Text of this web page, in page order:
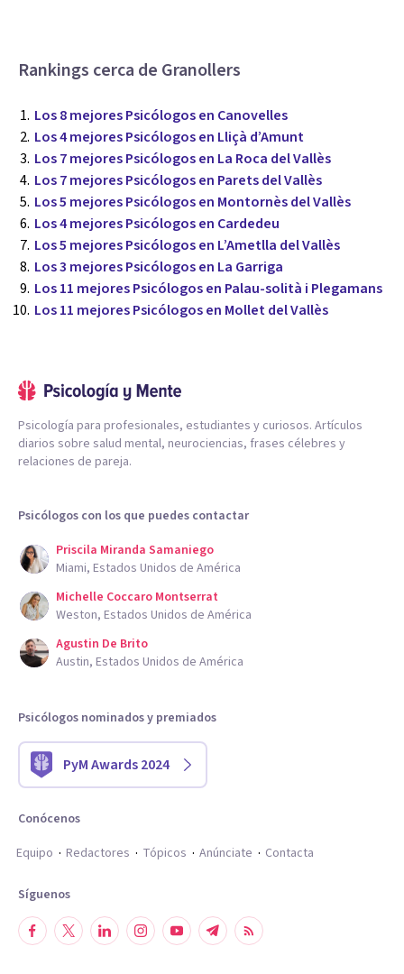
Rankings cerca de Granollers
Los 8 mejores Psicólogos en Canovelles
Los 4 mejores Psicólogos en Lliçà d’Amunt
Los 7 mejores Psicólogos en La Roca del Vallès
Los 7 mejores Psicólogos en Parets del Vallès
Los 5 mejores Psicólogos en Montornès del Vallès
Los 4 mejores Psicólogos en Cardedeu
Los 5 mejores Psicólogos en L’Ametlla del Vallès
Los 3 mejores Psicólogos en La Garriga
Los 11 mejores Psicólogos en Palau-solità i Plegamans
Los 11 mejores Psicólogos en Mollet del Vallès
Psicología para profesionales, estudiantes y curiosos. Artículos
diarios sobre salud mental, neurociencias, frases célebres y
relaciones de pareja.
Psicólogos con los que puedes contactar
Priscila Miranda Samaniego
Miami, Estados Unidos de América
Michelle Coccaro Montserrat
Weston, Estados Unidos de América
Agustin De Brito
Austin, Estados Unidos de América
Psicólogos nominados y premiados
PyM Awards 2024
Conócenos
Equipo
Redactores Tópicos Anúnciate Contacta
Síguenos